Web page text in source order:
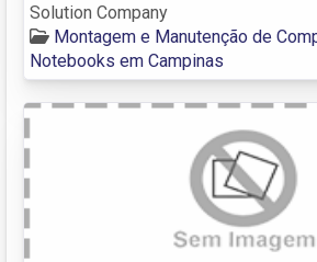
Solution Company
Montagem e Manutenção de
Notebooks em Campinas